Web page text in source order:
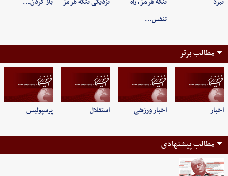
تنفس…
مطالب برتر
اخبار اخبار ورزشی استقلال پرسپولیس
مطالب پیشنهادی